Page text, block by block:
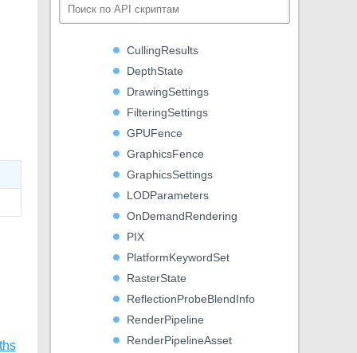
CommandBuffer
CullingResults
DepthState
DrawingSettings
FilteringSettings
GPUFence
GraphicsFence
GraphicsSettings
LODParameters
OnDemandRendering
PIX
PlatformKeywordSet
RasterState
ReflectionProbeBlendInfo
RenderPipeline
RenderPipelineAsset